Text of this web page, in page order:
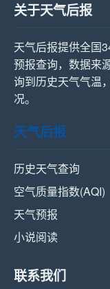
关于天气后报
天气后报提供全国
预报查询，数据来
询到历史天气气温
况。
天气后报
历史天气查询
空气质量指数(AQI)
天气预报
小说阅读
联系我们